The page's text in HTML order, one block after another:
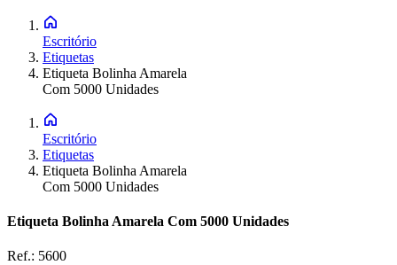
Escritório
Etiquetas
Etiqueta Bolinha Amarela
Com 5000 Unidades
Escritório
Etiquetas
Etiqueta Bolinha Amarela
Com 5000 Unidades
Etiqueta Bolinha Amarela Com 5000 Unidades
Ref.: 5600